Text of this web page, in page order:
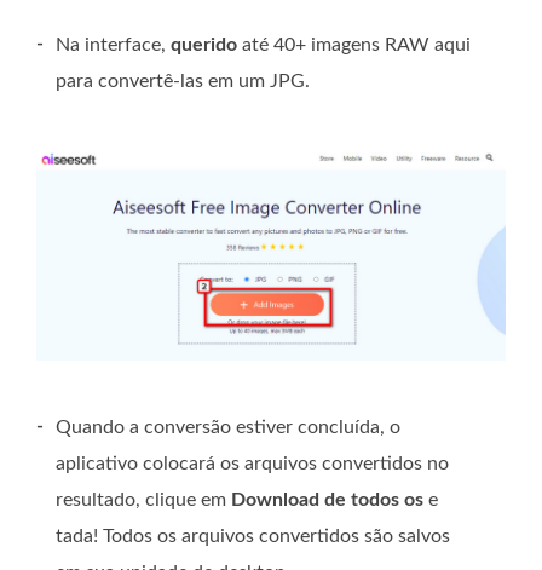
- Na interface, querido até 40+ imagens RAW aqui
para convertê-las em um JPG.
-
Quando a conversão estiver concluída, o
aplicativo colocará os arquivos convertidos no
resultado, clique em Download de todos os e
tada! Todos os arquivos convertidos são salvos